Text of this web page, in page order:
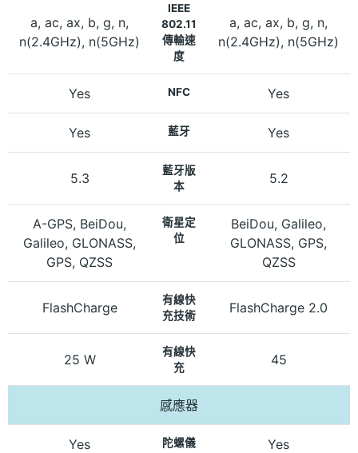
a, ac, ax, b, g, n,
n(2.4GHz), n(5GHz)
IEEE
802.11
傳輸速
度
a, ac, ax, b, g, n,
n(2.4GHz), n(5GHz)
Yes NFC Yes
Yes 藍牙 Yes
5.3
藍牙版
本
5.2
A-GPS, BeiDou,
Galileo, GLONASS,
GPS, QZSS
衛星定
位
BeiDou, Galileo,
GLONASS, GPS,
QZSS
FlashCharge
有線快
充技術
FlashCharge 2.0
25 W
有線快
充
45
感應器
Yes 陀螺儀 Yes